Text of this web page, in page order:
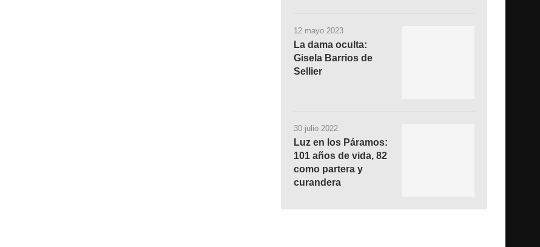
12 mayo 2023
La dama oculta:
Gisela Barrios de
Sellier
30 julio 2022
Luz en los Páramos:
101 años de vida, 82
como partera y
curandera